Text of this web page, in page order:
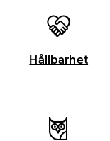
Hållbarhet